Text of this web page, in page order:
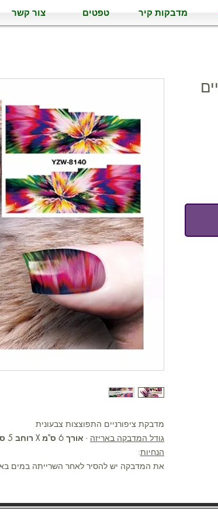
מדבקות קיר טפטים צור קשר
מדבקת ציפורניים התפוצצות צבעונית
גודל המדבקה באריזה - אורך 6 ס"מ X רוחב 5 ס"מ
הנחיות:
את המדבקה יש להסיר לאחר השרייתה במים